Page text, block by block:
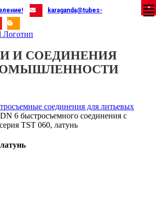
karaganda@tubes-
И СОЕДИНЕНИЯ
соединения для литьевых
6 быстросъемного соединения с
TST 060, латунь
X
X
X
X
X
X
X
X
X
X
X
X
X
X
X
X
X
X
X